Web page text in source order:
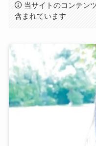
当サイトのコンテン
含まれています